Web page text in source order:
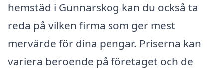
hemstäd i Gunnarskog kan du också ta
reda på vilken firma som ger mest
mervärde för dina pengar. Priserna kan
variera beroende på företaget och de